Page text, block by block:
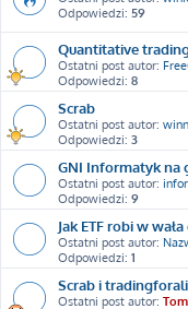
Odpowiedzi: 59
Quantitative
Ostatni post autor:
Odpowiedzi: 8
Scrab
Ostatni post autor:
Odpowiedzi: 3
GNI Informatyk na
Ostatni post autor:
Odpowiedzi: 9
Jak ETF robi w
Ostatni post autor:
Odpowiedzi: 1
Scrab i
Ostatni post autor: